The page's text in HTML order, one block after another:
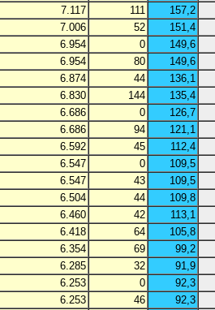
7.117 111
157,2
7.006 52
151,4
6.954 0
149,6
6.954 80
149,6
6.874 44
136,1
6.830 144
135,4
6.686 0
126,7
6.686 94
121,1
6.592 45
112,4
6.547 0
109,5
6.547 43
109,5
6.504 44
109,8
6.460 42
113,1
6.418 64
105,8
6.354 69
99,2
6.285 32
91,9
6.253 0
92,3
6.253 46
92,3